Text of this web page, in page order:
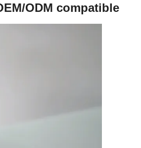
ODM compatible